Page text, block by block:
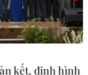
cáo
kết, định hình